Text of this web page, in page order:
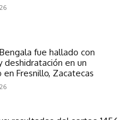
fue hallado con
deshidratación en un
Fresnillo, Zacatecas